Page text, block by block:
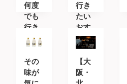
何度
でも
行き
たい
おす
すめ
カフ
ェ＆
行き
たい
おす
すめ
カフ
ェ＆
コー
ヒー
その
味が
【大
阪・